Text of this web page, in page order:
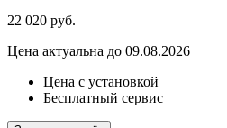
22 020 руб.
Цена актуальна до 09.08.2026
Цена с установкой
Бесплатный сервис